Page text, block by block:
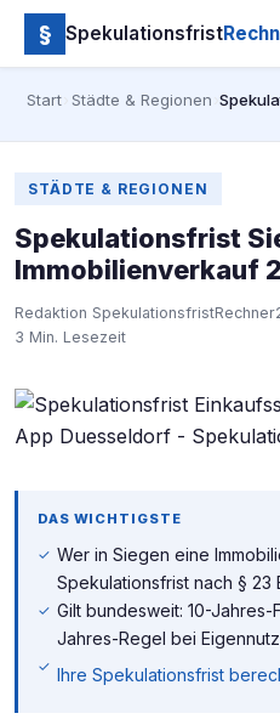
§ Spekulationsfrist
Start Städte & Regionen ›
STÄDTE & REGIONEN
Spekulationsfrist
Immobilienverkauf
Redaktion
3 Min. Lesezeit
DAS WICHTIGSTE
Wer in Siegen eine
Spekulationsfrist nach § 23
Gilt bundesweit: 10-
Jahres-Regel bei
Ihre Spekulationsfrist